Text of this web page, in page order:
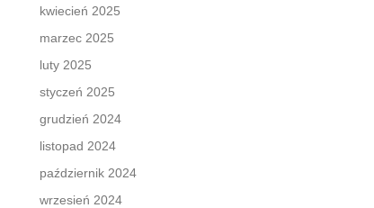
kwiecień 2025
marzec 2025
luty 2025
styczeń 2025
grudzień 2024
listopad 2024
październik 2024
wrzesień 2024